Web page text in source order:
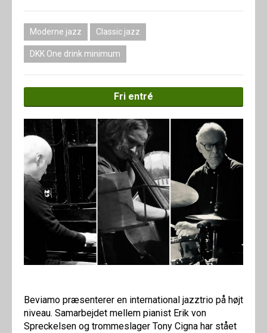
Moderne jazz Classic jazz
DKK One drink minimum
Fri entré
Beviamo præsenterer en international jazztrio på højt
niveau. Samarbejdet mellem pianist Erik von
Spreckelsen og trommeslager Tony Cigna har stået